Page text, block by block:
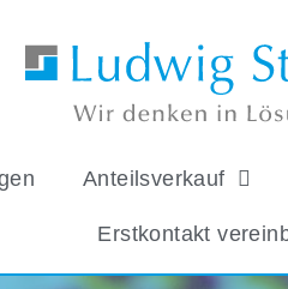
Anteilsverkauf
Erstkontakt